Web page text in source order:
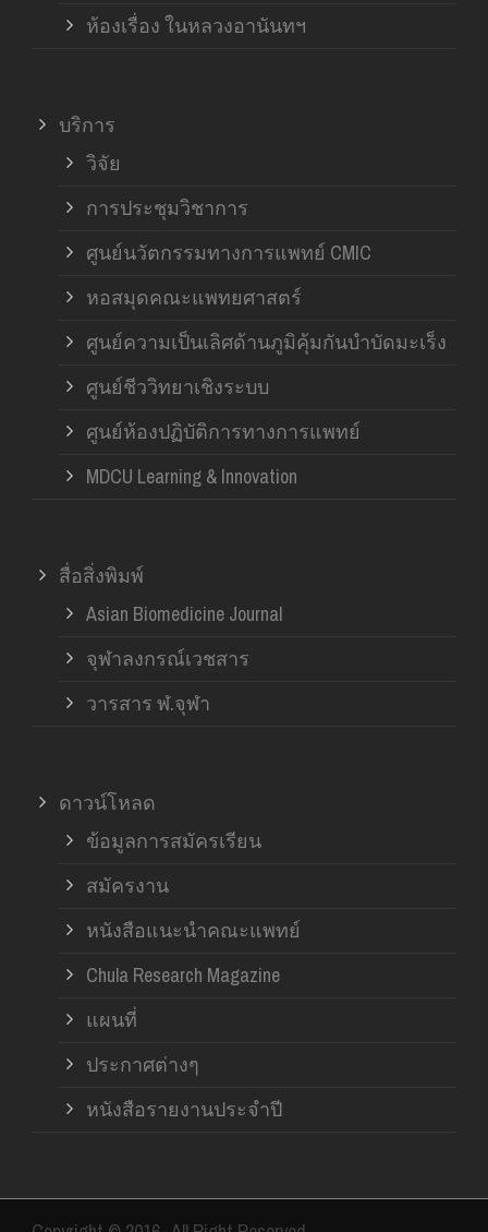
ห้องเรื่อง ในหลวงอานันทฯ
บริการ
วิจัย
การประชุมวิชาการ
ศูนย์นวัตกรรมทางการแพทย์ CMIC
หอสมุดคณะแพทยศาสตร์
ศูนย์ความเป็นเลิศด้านภูมิคุ้มกันบำบัดมะเร็ง
ศูนย์ชีววิทยาเชิงระบบ
ศูนย์ห้องปฏิบัติการทางการแพทย์
MDCU Learning & Innovation
สื่อสิ่งพิมพ์
Asian Biomedicine Journal
จุฬาลงกรณ์เวชสาร
วารสาร ฬ.จุฬา
ดาวน์โหลด
ข้อมูลการสมัครเรียน
สมัครงาน
หนังสือแนะนำคณะแพทย์
Chula Research Magazine
แผนที่
ประกาศต่างๆ
หนังสือรายงานประจำปี